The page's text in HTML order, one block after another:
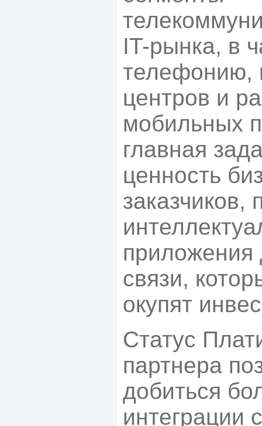
IT-рынка, в
телефонию,
центров и
мобильных
главная
ценность
заказчиков,
приложения
связи,
окупят
Статус
партнера
добиться
интеграции